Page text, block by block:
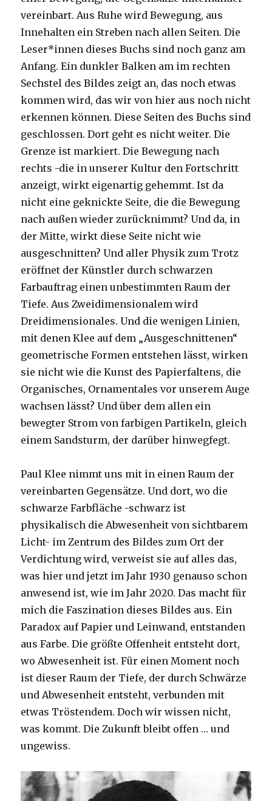
vereinbart. Aus Ruhe wird Bewegung, aus
Innehalten ein Streben nach allen Seiten. Die
Leser*innen dieses Buchs sind noch ganz am
Anfang. Ein dunkler Balken am im rechten
Sechstel des Bildes zeigt an, das noch etwas
kommen wird, das wir von hier aus noch nicht
erkennen können. Diese Seiten des Buchs sind
geschlossen. Dort geht es nicht weiter. Die
Grenze ist markiert. Die Bewegung nach
rechts -die in unserer Kultur den Fortschritt
anzeigt, wirkt eigenartig gehemmt. Ist da
nicht eine geknickte Seite, die die Bewegung
nach außen wieder zurücknimmt? Und da, in
der Mitte, wirkt diese Seite nicht wie
ausgeschnitten? Und aller Physik zum Trotz
eröffnet der Künstler durch schwarzen
Farbauftrag einen unbestimmten Raum der
Tiefe. Aus Zweidimensionalem wird
Dreidimensionales. Und die wenigen Linien,
mit denen Klee auf dem „Ausgeschnittenen“
geometrische Formen entstehen lässt, wirken
sie nicht wie die Kunst des Papierfaltens, die
Organisches, Ornamentales vor unserem Auge
wachsen lässt? Und über dem allen ein
bewegter Strom von farbigen Partikeln, gleich
einem Sandsturm, der darüber hinwegfegt.
Paul Klee nimmt uns mit in einen Raum der
vereinbarten Gegensätze. Und dort, wo die
schwarze Farbfläche -schwarz ist
physikalisch die Abwesenheit von sichtbarem
Licht- im Zentrum des Bildes zum Ort der
Verdichtung wird, verweist sie auf alles das,
was hier und jetzt im Jahr 1930 genauso schon
anwesend ist, wie im Jahr 2020. Das macht für
mich die Faszination dieses Bildes aus. Ein
Paradox auf Papier und Leinwand, entstanden
aus Farbe. Die größte Offenheit entsteht dort,
wo Abwesenheit ist. Für einen Moment noch
ist dieser Raum der Tiefe, der durch Schwärze
und Abwesenheit entsteht, verbunden mit
etwas Tröstendem. Doch wir wissen nicht,
was kommt. Die Zukunft bleibt offen … und
ungewiss.